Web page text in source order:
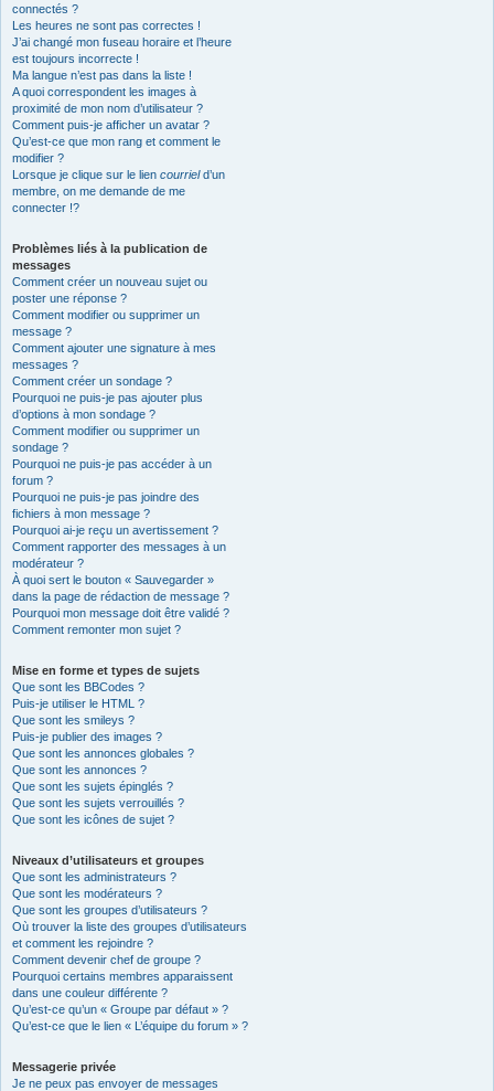
connectés ?
Les heures ne sont pas correctes !
J’ai changé mon fuseau horaire et l’heure
est toujours incorrecte !
Ma langue n’est pas dans la liste !
A quoi correspondent les images à
proximité de mon nom d’utilisateur ?
Comment puis-je afficher un avatar ?
Qu’est-ce que mon rang et comment le
modifier ?
Lorsque je clique sur le lien courrield’un
membre, on me demande de me
connecter !?
Problèmes liés à la publication de
messages
Comment créer un nouveau sujet ou
poster une réponse ?
Comment modifier ou supprimer un
message ?
Comment ajouter une signature à mes
messages ?
Comment créer un sondage ?
Pourquoi ne puis-je pas ajouter plus
d’options à mon sondage ?
Comment modifier ou supprimer un
sondage ?
Pourquoi ne puis-je pas accéder à un
forum ?
Pourquoi ne puis-je pas joindre des
fichiers à mon message ?
Pourquoi ai-je reçu un avertissement ?
Comment rapporter des messages à un
modérateur ?
À quoi sert le bouton « Sauvegarder »
dans la page de rédaction de message ?
Pourquoi mon message doit être validé ?
Comment remonter mon sujet ?
Mise en forme et types de sujets
Que sont les BBCodes ?
Puis-je utiliser le HTML ?
Que sont les smileys ?
Puis-je publier des images ?
Que sont les annonces globales ?
Que sont les annonces ?
Que sont les sujets épinglés ?
Que sont les sujets verrouillés ?
Que sont les icônes de sujet ?
Niveaux d’utilisateurs et groupes
Que sont les administrateurs ?
Que sont les modérateurs ?
Que sont les groupes d’utilisateurs ?
Où trouver la liste des groupes d’utilisateurs
et comment les rejoindre ?
Comment devenir chef de groupe ?
Pourquoi certains membres apparaissent
dans une couleur différente ?
Qu’est-ce qu’un « Groupe par défaut » ?
Qu’est-ce que le lien « L’équipe du forum » ?
Messagerie privée
Je ne peux pas envoyer de messages